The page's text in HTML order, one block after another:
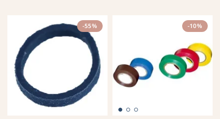
-55% -10%